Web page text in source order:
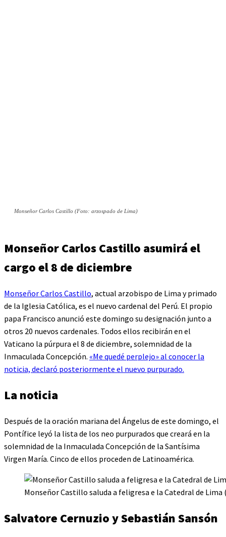
Monseñor Carlos Castillo (Foto: arzospado de Lima)
Monseñor Carlos Castillo asumirá el
cargo el 8 de diciembre
Monseñor Carlos Castillo, actual arzobispo de Lima y primado
de la Iglesia Católica, es el nuevo cardenal del Perú. El propio
papa Francisco anunció este domingo su designación junto a
otros 20 nuevos cardenales. Todos ellos recibirán en el
Vaticano la púrpura el 8 de diciembre, solemnidad de la
Inmaculada Concepción. «Me quedé perplejo» al conocer la
noticia, declaró posteriormente el nuevo purpurado.
La noticia
Después de la oración mariana del Ángelus de este domingo, el
Pontífice leyó la lista de los neo purpurados que creará en la
solemnidad de la Inmaculada Concepción de la Santísima
Virgen María. Cinco de ellos proceden de Latinoamérica.
Monseñor Castillo saluda a feligresa e la Catedral de
Salvatore Cernuzio y Sebastián Sansón